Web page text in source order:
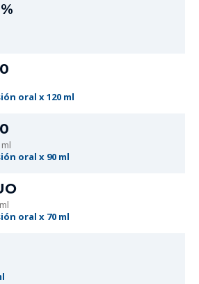
oral x 120 ml
oral x 90 ml
oral x 70 ml